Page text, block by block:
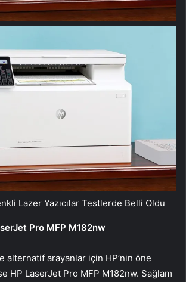
Lazer Yazıcılar Testlerde Belli Oldu
Pro MFP M182nw
alternatif arayanlar için HP’nin öne
HP LaserJet Pro MFP M182nw. Sağlam